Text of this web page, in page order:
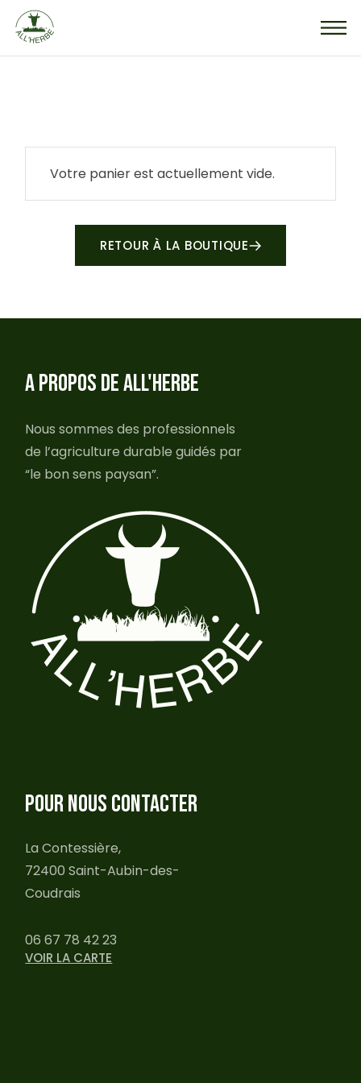
the
content
Votre panier est actuellement vide.
RETOUR À LA BOUTIQUE
A PROPOS DE ALL'HERBE
Nous sommes des professionnels
de l’agriculture durable guidés par
“le bon sens paysan”.
POUR NOUS CONTACTER
La Contessière,
72400 Saint-Aubin-des-
Coudrais
06 67 78 42 23
VOIR LA CARTE